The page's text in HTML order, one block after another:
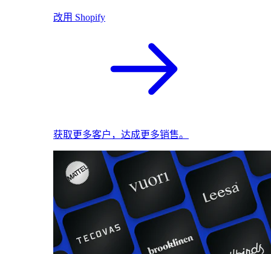
改用 Shopify
获取更多客户，达成更多销售。